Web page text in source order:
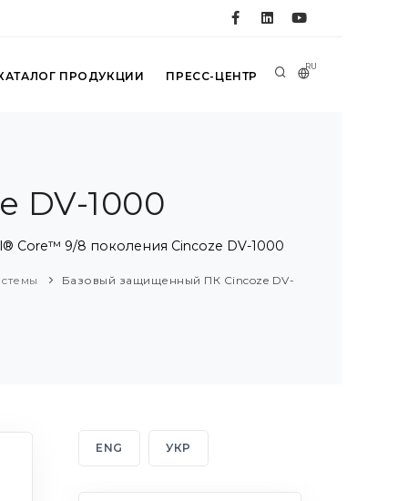
RU
ПРОДУКЦИИ ПРЕСС-ЦЕНТР
DV-1000
Core™ 9/8 поколения Cincoze DV-1000
Базовый защищенный ПК Cincoze DV-
ENG УКР